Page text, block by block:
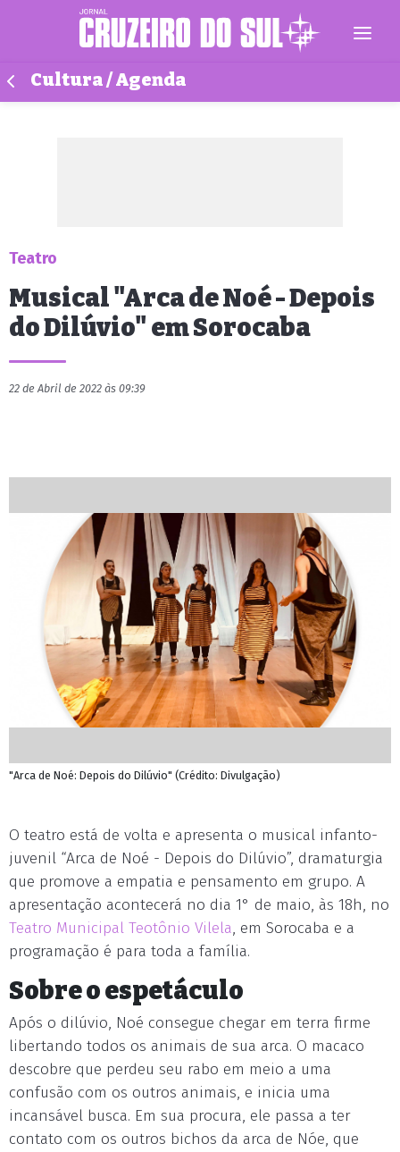
Cultura / Agenda
Teatro
Musical "Arca de Noé - Depois
do Dilúvio" em Sorocaba
22 de Abril de 2022 às 09:39
"Arca de Noé: Depois do Dilúvio" (Crédito: Divulgação)
O teatro está de volta e apresenta o musical infanto-
juvenil “Arca de Noé - Depois do Dilúvio”, dramaturgia
que promove a empatia e pensamento em grupo. A
apresentação acontecerá no dia 1° de maio, às 18h, no
Teatro Municipal Teotônio Vilela, em Sorocaba e a
programação é para toda a família.
Sobre o espetáculo
Após o dilúvio, Noé consegue chegar em terra firme
libertando todos os animais de sua arca. O macaco
descobre que perdeu seu rabo em meio a uma
confusão com os outros animais, e inicia uma
incansável busca. Em sua procura, ele passa a ter
contato com os outros bichos da arca de Nóe, que